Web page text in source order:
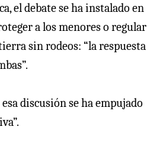
el debate se ha instalado en
a los menores o regular
sin rodeos: “la respuesta
discusión se ha empujado